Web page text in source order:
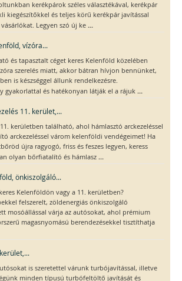
kerékpárok széles választékával, kerékpár
kiegészítőkkel és teljes körű kerékpár javítással
Legyen szó új ke ...
vízóra...
és tapasztalt céget keres Kelenföld közelében
szerelés miatt, akkor bátran hívjon bennünket,
is készséggel állunk rendelkezésre.
gyakorlattal és hatékonyan látják el a rájuk ...
11. kerület,...
kerületben található, ahol hámlasztó arckezeléssel
arckezeléssel várom kelenföldi vendégeimet! Ha
újra ragyogó, friss és feszes legyen, keress
olyan bőrfiatalító és hámlasz ...
önkiszolgáló...
Kelenföldön vagy a 11. kerületben?
felszerelt, zöldenergiás önkiszolgáló
mosóállással várja az autósokat, ahol prémium
magasnyomású berendezésekkel tisztíthatja
is szeretettel várunk turbójavítással, illetve
minden típusú turbófeltöltő javítását és